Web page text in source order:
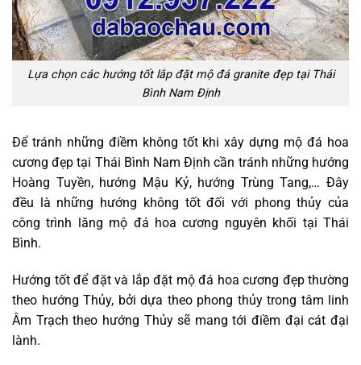
Lựa chọn các hướng tốt lắp đặt mộ đá granite đẹp tại Thái
Bình Nam Định
Để tránh những điềm không tốt khi xây dựng mộ đá hoa
cương đẹp tại Thái Bình Nam Định cần tránh những hướng
Hoàng Tuyền, hướng Mậu Kỷ, hướng Trùng Tang,… Đây
đều là những hướng không tốt đối với phong thủy của
công trình lăng mộ đá hoa cương nguyên khối tại Thái
Bình.
Hướng tốt để đặt và lắp đặt mộ đá hoa cương đẹp thường
theo hướng Thủy, bởi dựa theo phong thủy trong tâm linh
Âm Trạch theo hướng Thủy sẽ mang tới điềm đại cát đại
lành.